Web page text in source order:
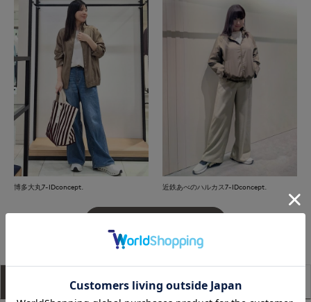
博多大丸7-IDconcept. 近鉄あべのハルカス7-IDconcept.
アイテム説明 サイズ詳細 購入レビュー